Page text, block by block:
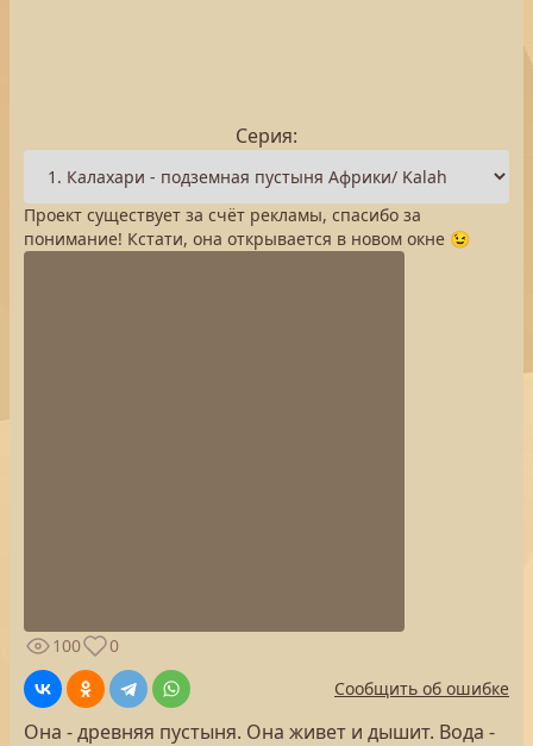
Серия:
Проект существует за счёт рекламы, спасибо за
понимание! Кстати, она открывается в новом окне 😉
100
0
Сообщить об ошибке
Она - древняя пустыня. Она живет и дышит. Вода -